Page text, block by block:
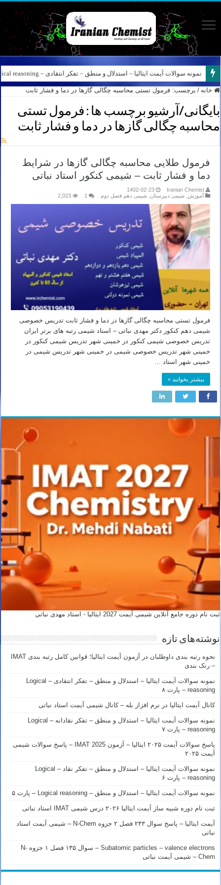
نمونه سوالات آیمت ایتالیا – استدلال و منطق – تفکر انتقادی – Logical reasoning – پارت ۸
خانه / برچسب: فرمول تستی محاسبه چگالی گازها در دما و فشار ثابت
بایگانی/آرشیو برچسب ها : فرمول تستی
محاسبه چگالی گازها در دما و فشار ثابت
فرمول طلایی محاسبه چگالی گازها در شرایط
دما و فشار ثابت – شیمی کنکور استاد نباتی
Iranian Chemist
1402-02-23
آموزش شیمی دبیرستان شیمی دهم فصل دوم 1
2,023
فرمول تستی محاسبه چگالی گازها در دما و فشار ثابت تدریس خصوصی
شیمی دهم کنکور دکتر مهدی نباتی – استاد شیمی رتبه های برتر ایران
تدریس خصوصی شیمی کنکور در خمینی شهر تدریس شیمی کنکور در
خمینی شهر تدریس خصوصی شیمی در خمینی شهر تدریس شیمی در
خمینی شهر استاد …
بیشتر بخوانید »
ثبت نام دوره جامع آنلاین شیمی آیمت 2027 ایتالیا - استاد مهدی نباتی
نوشته‌های تازه
نحوه رتبه بندی داوطلبان در آزمون آیمت ایتالیا؛ قوانین کامل رتبه بندی IMAT
– رنک بندی
نمونه سوالات آیمت ایتالیا – استدلال و منطق – تفکر انتقادی – Logical
reasoning – پارت ۸
کانال آیمت ایتالیا در نرم افزار بله – کانال شیمی آیمت استاد نباتی
نمونه سوالات آیمت ایتالیا – استدلال و منطق – تفکر نقادانه – Logical
reasoning – پارت ۷
پاسخ سوالات آیمت ۲۰۲۵ ایتالیا – آزمون IMAT 2025 – پاسخ سوالات شیمی
آیمت ۲۰۲۵
نمونه سوالات آیمت ایتالیا – استدلال و منطق – تفکر نقاد – Logical
reasoning – پارت ۶
نمونه سوالات آیمت ایتالیا – استدلال و منطق – Logical reasoning – پارت ۵
ثبت نام دوره شبیه ساز آیمت ایتالیا ۲۰۲۶ درس شیمی IMAT استاد نباتی
آیمت ایتالیا – پاسخ سوال ۲۴۳ فصل ۲ جزوه N-Chem – شیمی آیمت استاد
نباتی
Subatomic particles – valence electrons – سوال ۱۳۵ فصل ۱ جزوه N-
Chem – شیمی آیمت نباتی